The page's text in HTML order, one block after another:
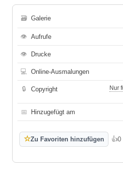
🗃 Galerie
👁 Aufrufe
👁 Drucke
💻 Online-Ausmalungen
🔒 Copyright
Nur
📅 Hinzugefügt am
☆Zu Favoriten hinzufügen 👍0